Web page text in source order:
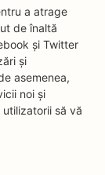
a atrage
de înaltă
și Twitter
și
asemenea,
noi și
să vă